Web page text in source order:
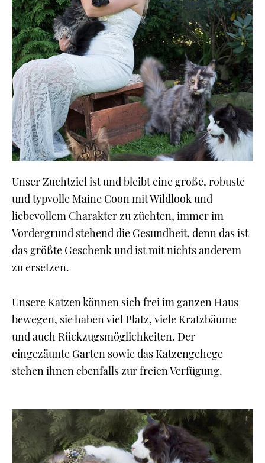
Unser Zuchtziel ist und bleibt eine große, robuste
und typvolle Maine Coon mit Wildlook und
liebevollem Charakter zu züchten, immer im
Vordergrund stehend die Gesundheit, denn das ist
das größte Geschenk und ist mit nichts anderem
zu ersetzen.
Unsere Katzen können sich frei im ganzen Haus
bewegen, sie haben viel Platz, viele Kratzbäume
und auch Rückzugsmöglichkeiten. Der
eingezäunte Garten sowie das Katzengehege
stehen ihnen ebenfalls zur freien Verfügung.